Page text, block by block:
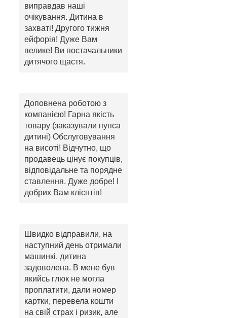
виправдав наші
очікування. Дитина в
захваті! Другого тижня
ейфорія! Дуже Вам
велике! Ви постачальники
дитячого щастя.
Доповнена роботою з
компанією! Гарна якість
товару (заказували пупса
дитині) Обслуговування
на висоті! Відчутно, що
продавець цінує покупців,
відповідальне та порядне
ставлення. Дуже добре! І
добрих Вам клієнтів!
Швидко відправили, на
наступний день отримали
машинкі, дитина
задоволена. В мене був
якийсь глюк не могла
проплатити, дали номер
картки, перевела кошти
на свій страх і ризик, але